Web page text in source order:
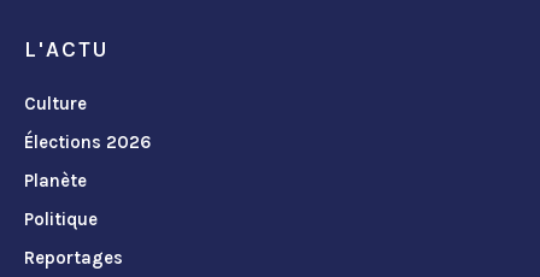
L'ACTU
Culture
Élections 2026
Planète
Politique
Reportages